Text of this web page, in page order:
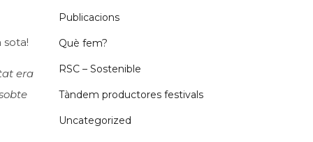
sota!
era
Publicacions
Què fem?
RSC – Sostenible
Tàndem productores festivals
Uncategorized